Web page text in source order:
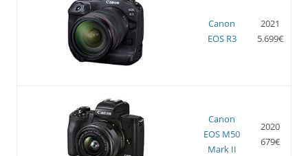
Canon
EOS R3
2021
5.699€
Canon
EOS M50
Mark II
2020
679€